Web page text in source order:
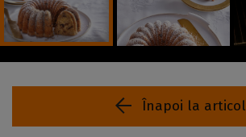
Înapoi la articol